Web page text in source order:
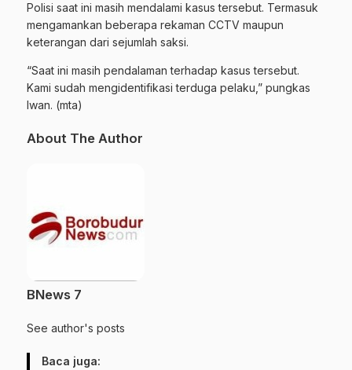
Polisi saat ini masih mendalami kasus tersebut. Termasuk
mengamankan beberapa rekaman CCTV maupun
keterangan dari sejumlah saksi.
“Saat ini masih pendalaman terhadap kasustersebut.
Kami sudah mengidentifikasi terduga pelaku,” pungkas
Iwan. (mta)
About The Author
BNews 7
See author's posts
Baca juga: